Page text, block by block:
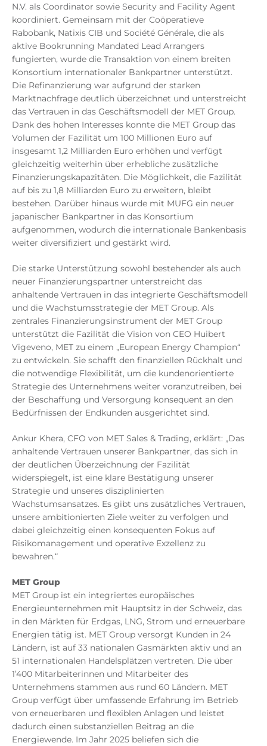
N.V. als Coordinator sowie Security and Facility Agent
koordiniert. Gemeinsam mit der Coöperatieve
Rabobank, Natixis CIB und Société Générale, die als
aktive Bookrunning Mandated Lead Arrangers
fungierten, wurde die Transaktion von einem breiten
Konsortium internationaler Bankpartner unterstützt.
Die Refinanzierung war aufgrund der starken
Marktnachfrage deutlich überzeichnet und unterstreicht
das Vertrauen in das Geschäftsmodell der MET Group.
Dank des hohen Interesses konnte die MET Group das
Volumen der Fazilität um 100 Millionen Euro auf
insgesamt 1,2 Milliarden Euro erhöhen und verfügt
gleichzeitig weiterhin über erhebliche zusätzliche
Finanzierungskapazitäten. Die Möglichkeit, die Fazilität
auf bis zu 1,8 Milliarden Euro zu erweitern, bleibt
bestehen. Darüber hinaus wurde mit MUFG ein neuer
japanischer Bankpartner in das Konsortium
aufgenommen, wodurch die internationale Bankenbasis
weiter diversifiziert und gestärkt wird.
Die starke Unterstützung sowohl bestehender als auch
neuer Finanzierungspartner unterstreicht das
anhaltende Vertrauen in das integrierte Geschäftsmodell
und die Wachstumsstrategie der MET Group. Als
zentrales Finanzierungsinstrument der MET Group
unterstützt die Fazilität die Vision von CEO Huibert
Vigeveno, MET zu einem „European Energy Champion“
zu entwickeln. Sie schafft den finanziellen Rückhalt und
die notwendige Flexibilität, um die kundenorientierte
Strategie des Unternehmens weiter voranzutreiben, bei
der Beschaffung und Versorgung konsequent an den
Bedürfnissen der Endkunden ausgerichtet sind.
Ankur Khera, CFO von MET Sales & Trading, erklärt: „Das
anhaltende Vertrauen unserer Bankpartner, das sich in
der deutlichen Überzeichnung der Fazilität
widerspiegelt, ist eine klare Bestätigung unserer
Strategie und unseres disziplinierten
Wachstumsansatzes. Es gibt uns zusätzliches Vertrauen,
unsere ambitionierten Ziele weiter zu verfolgen und
dabei gleichzeitig einen konsequenten Fokus auf
Risikomanagement und operative Exzellenz zu
bewahren.“
MET Group
MET Group ist ein integriertes europäisches
Energieunternehmen mit Hauptsitz in der Schweiz, das
in den Märkten für Erdgas, LNG, Strom und erneuerbare
Energien tätig ist. MET Group versorgt Kunden in 24
Ländern, ist auf 33 nationalen Gasmärkten aktiv und an
51 internationalen Handelsplätzen vertreten. Die über
1’400 Mitarbeiterinnen und Mitarbeiter des
Unternehmens stammen aus rund 60 Ländern. MET
Group verfügt über umfassende Erfahrung im Betrieb
von erneuerbaren und flexiblen Anlagen und leistet
dadurch einen substanziellen Beitrag an die
Energiewende. Im Jahr 2025 beliefen sich die